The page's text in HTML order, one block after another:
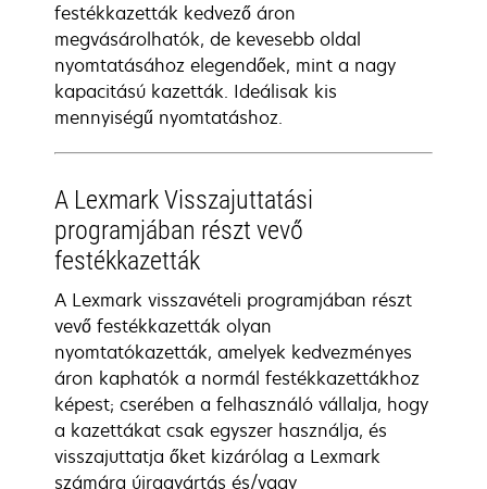
festékkazetták kedvező áron
megvásárolhatók, de kevesebb oldal
nyomtatásához elegendőek, mint a nagy
kapacitású kazetták. Ideálisak kis
mennyiségű nyomtatáshoz.
A Lexmark Visszajuttatási
programjában részt vevő
festékkazetták
A Lexmark visszavételi programjában részt
vevő festékkazetták olyan
nyomtatókazetták, amelyek kedvezményes
áron kaphatók a normál festékkazettákhoz
képest; cserében a felhasználó vállalja, hogy
a kazettákat csak egyszer használja, és
visszajuttatja őket kizárólag a Lexmark
számára újragyártás és/vagy